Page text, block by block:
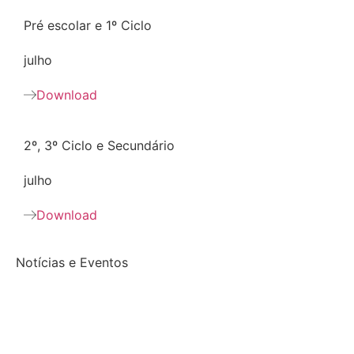
Pré escolar e 1º Ciclo
julho
Download
2º, 3º Ciclo e Secundário
julho
Download
Notícias e Eventos